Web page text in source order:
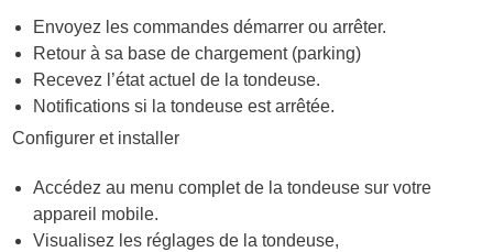
Envoyez les commandes démarrer ou arrêter.
Retour à sa base de chargement (parking)
Recevez l’état actuel de la tondeuse.
Notifications si la tondeuse est arrêtée.
Configurer et installer
Accédez au menu complet de la tondeuse sur votre
appareil mobile.
Visualisez les réglages de la tondeuse,